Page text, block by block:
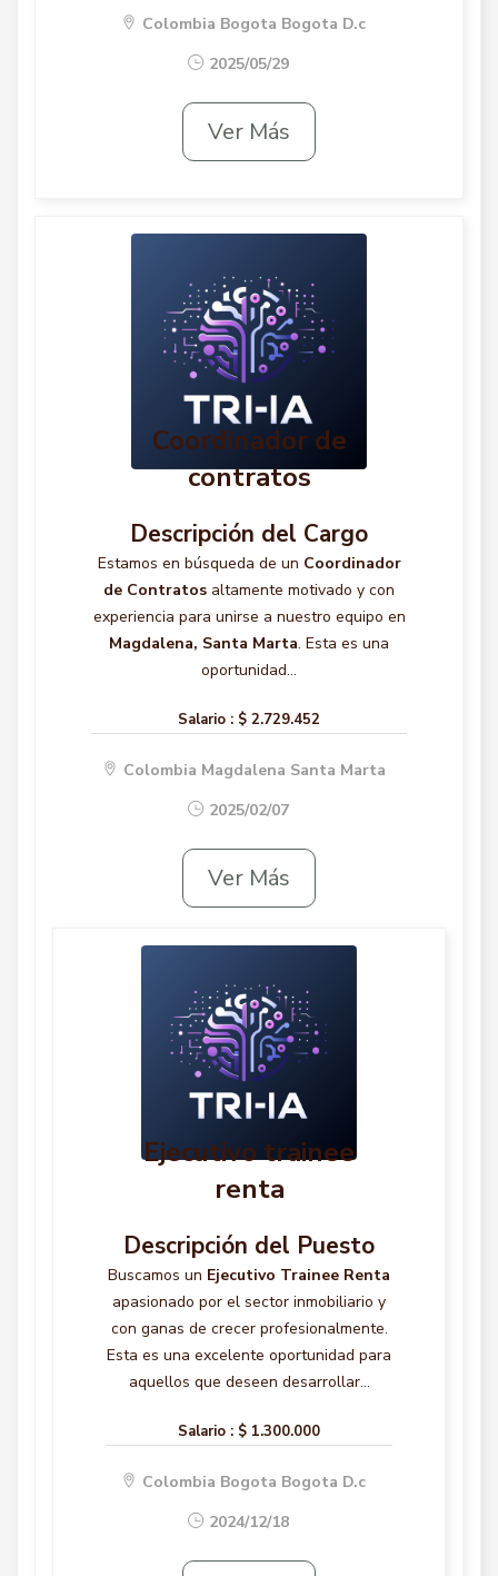
Colombia Bogota Bogota D.c
2025/05/29
Ver Más
Coordinador de
contratos
Descripción del Cargo
Estamos en búsqueda de un Coordinador
de Contratos altamente motivado y con
experiencia para unirse a nuestro equipo en
Magdalena, Santa Marta. Esta es una
oportunidad...
Salario : $ 2.729.452
Colombia Magdalena Santa Marta
2025/02/07
Ver Más
Ejecutivo trainee
renta
Descripción del Puesto
Buscamos un Ejecutivo Trainee Renta
apasionado por el sector inmobiliario y
con ganas de crecer profesionalmente.
Esta es una excelente oportunidad para
aquellos que deseen desarrollar...
Salario : $ 1.300.000
Colombia Bogota Bogota D.c
2024/12/18